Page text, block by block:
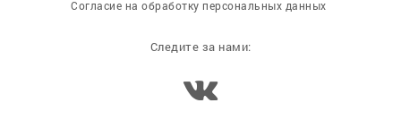
Согласие на обработку персональных данных
Следите за нами: